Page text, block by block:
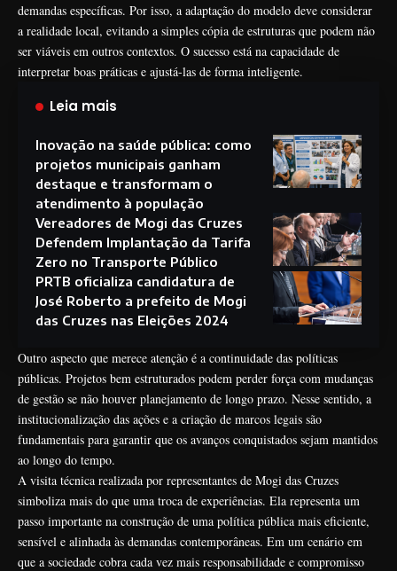
demandas específicas. Por isso, a adaptação do modelo deve considerar
a realidade local, evitando a simples cópia de estruturas que podem não
ser viáveis em outros contextos. O sucesso está na capacidade de
interpretar boas práticas e ajustá-las de forma inteligente.
Leia mais
Inovação na saúde pública: como
projetos municipais ganham
destaque e transformam o
atendimento à população
Vereadores de Mogi das Cruzes
Defendem Implantação da Tarifa
Zero no Transporte Público
PRTB oficializa candidatura de
José Roberto a prefeito de Mogi
das Cruzes nas Eleições 2024
Outro aspecto que merece atenção é a continuidade das políticas
públicas. Projetos bem estruturados podem perder força com mudanças
de gestão se não houver planejamento de longo prazo. Nesse sentido, a
institucionalização das ações e a criação de marcos legais são
fundamentais para garantir que os avanços conquistados sejam mantidos
ao longo do tempo.
A visita técnica realizada por representantes de Mogi das Cruzes
simboliza mais do que uma troca de experiências. Ela representa um
passo importante na construção de uma política pública mais eficiente,
sensível e alinhada às demandas contemporâneas. Em um cenário em
que a sociedade cobra cada vez mais responsabilidade e compromisso